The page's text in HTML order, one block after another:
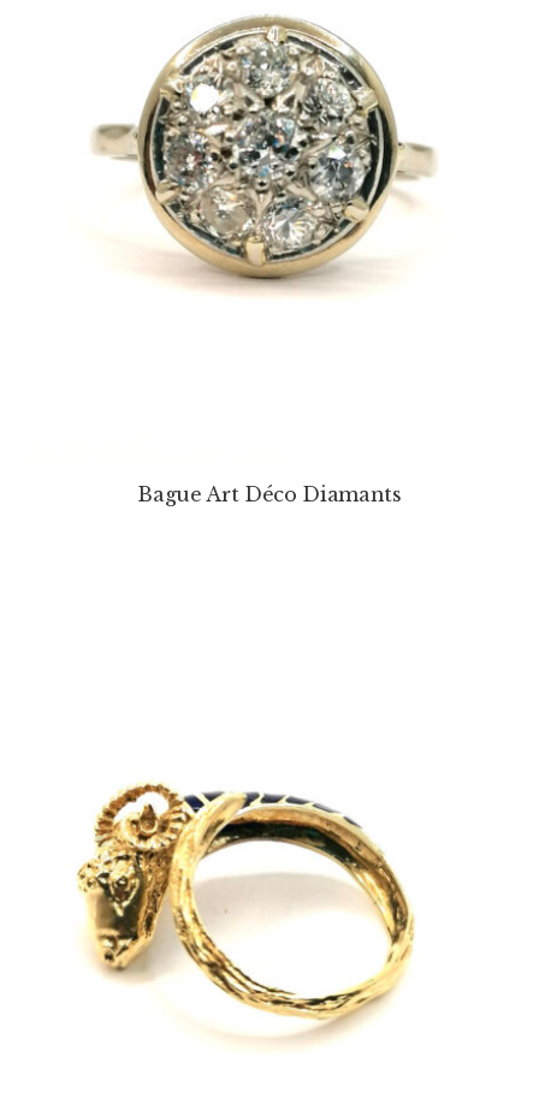
Bague Art Déco Diamants